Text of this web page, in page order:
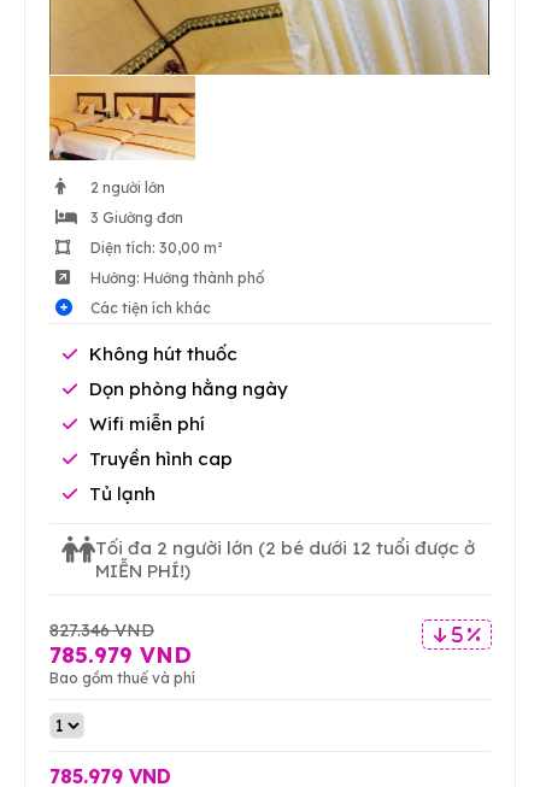
2 người lớn
3 Giường đơn
Diện tích: 30,00 m²
Hướng: Hướng thành phố
Các tiện ích khác
Không hút thuốc
Dọn phòng hằng ngày
Wifi miễn phí
Truyền hình cap
Tủ lạnh
Tối đa 2 người lớn (2 bé dưới 12 tuổi được ở
MIỄN PHÍ!)
5 %
827.346 VND
785.979 VND
Bao gồm thuế và phí
785.979 VND